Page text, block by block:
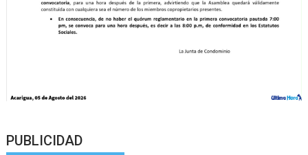
PUBLICIDAD